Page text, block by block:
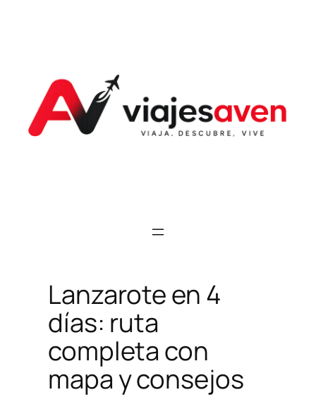
contenido
Lanzarote en 4
días: ruta
completa con
mapa y consejos